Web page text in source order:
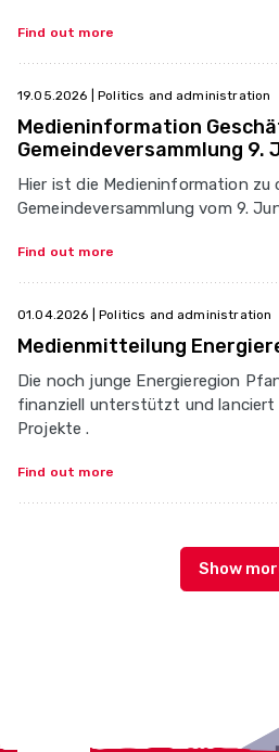
Find out more
19.05.2026 | Politics and administration
Medieninformation
Gemeindeversammlung 9.
Hier ist die Medieninformation zu
Gemeindeversammlung vom 9.
Find out more
01.04.2026 | Politics and administration
Medienmitteilung
Die noch junge Energieregion
finanziell unterstützt und
Projekte .
Find out more
Localcities